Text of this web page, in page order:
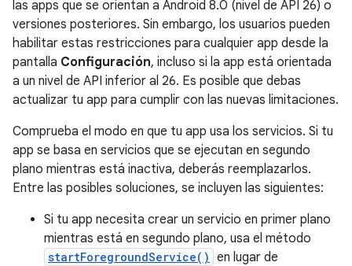
las apps que se orientan a Android 8.0 (nivel de API 26) o
versiones posteriores. Sin embargo, los usuarios pueden
habilitar estas restricciones para cualquier app desde la
pantalla Configuración, incluso si la app está orientada
a un nivel de API inferior al 26. Es posible que debas
actualizar tu app para cumplir con las nuevas limitaciones.
Comprueba el modo en que tu app usa los servicios. Si tu
app se basa en servicios que se ejecutan en segundo
plano mientras está inactiva, deberás reemplazarlos.
Entre las posibles soluciones, se incluyen las siguientes:
Si tu app necesita crear un servicio en primer plano
mientras está en segundo plano, usa el método
startForegroundService() en lugar de